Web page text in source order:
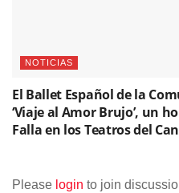
NOTICIAS
El Ballet Español de la
‘Viaje al Amor Brujo’, un
Falla en los Teatros del
Please login to join